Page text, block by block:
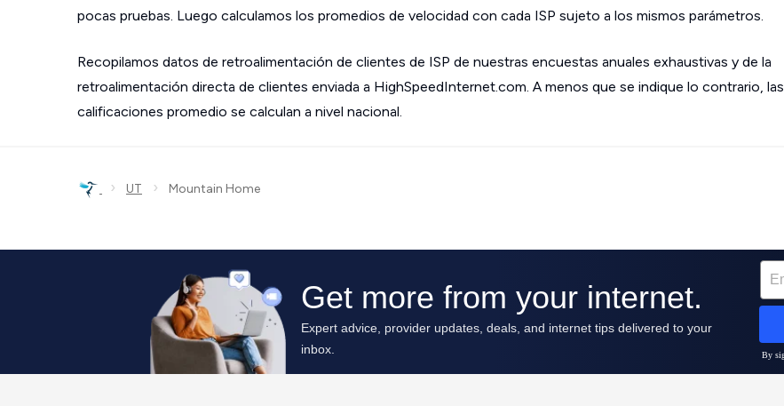
pocas pruebas. Luego calculamos los promedios de velocidad con cada ISP sujeto a los mismos parámetros.
Recopilamos datos de retroalimentación de clientes de ISP de nuestras encuestas anuales exhaustivas y de la
retroalimentación directa de clientes enviada a HighSpeedInternet.com. A menos que se indique lo contrario, las
calificaciones promedio se calculan a nivel nacional.
› UT › Mountain Home